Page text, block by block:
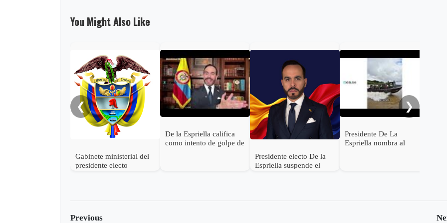
You Might Also Like
❮
Gabinete ministerial del
presidente electo
De la Espriella califica
como intento de golpe de
Presidente electo De la
Espriella suspende el
Presidente De La
Espriella nombra al
❯
Previous